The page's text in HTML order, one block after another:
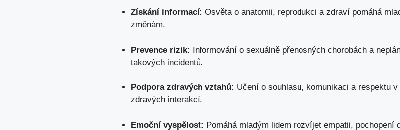
Získání informací: Osvěta o anatomii, reprodukci ⁢a zdraví ⁣pomáhá
změnám.
Prevence‍ rizik: Informování o sexuálně přenosných chorobách ‍a
takových incidentů.
Podpora zdravých vztahů: Učení ‌o souhlasu, komunikaci a ⁣respektu
zdravých interakcí.
Emoční vyspělost: Pomáhá mladým lidem rozvíjet ⁤empatii, pochopení